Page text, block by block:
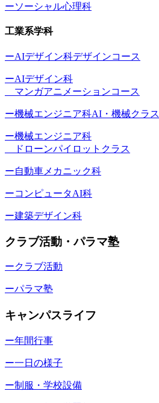
ーソーシャル心理科
工業系学科
ーAIデザイン科デザインコース
ーAIデザイン科
マンガアニメーションコース
ー機械エンジニア科AI・機械クラス
ー機械エンジニア科
ドローンパイロットクラス
ー自動車メカニック科
ーコンピュータAI科
ー建築デザイン科
クラブ活動・パラマ塾
ークラブ活動
ーパラマ塾
キャンパスライフ
ー年間行事
ー一日の様子
ー制服・学校設備